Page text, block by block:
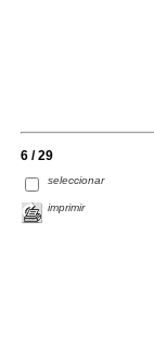
6 / 29
seleccionar
imprimir